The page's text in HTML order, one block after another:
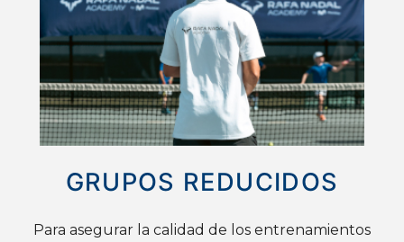
GRUPOS REDUCIDOS
Para asegurar la calidad de los entrenamientos